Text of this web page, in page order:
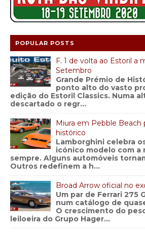
POPULAR POSTS
F. 1 de volta ao Estoril a
Setembro
Grande Prémio de
ponto alto do vasto
edição do Estoril Classics. Numa
descartado o regr...
Miura em Pebble Beach
histórico
Lamborghini celebra
icónico modelo com a
sempre. Alguns automóveis
Outros redefinem a h...
Broad Arrow oficial no
Um par de Ferrari 275
num catálogo de
O crescimento do
leiloeira do Grupo Hager...